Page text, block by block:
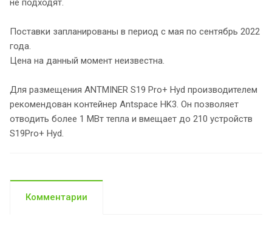
не подходят.
Поставки запланированы в период с мая по сентябрь 2022
года.
Цена на данный момент неизвестна.
Для размещения ANTMINER S19 Pro+ Hyd производителем
рекомендован контейнер Antspace HK3. Он позволяет
отводить более 1 МВт тепла и вмещает до 210 устройств
S19Pro+ Hyd.
Комментарии